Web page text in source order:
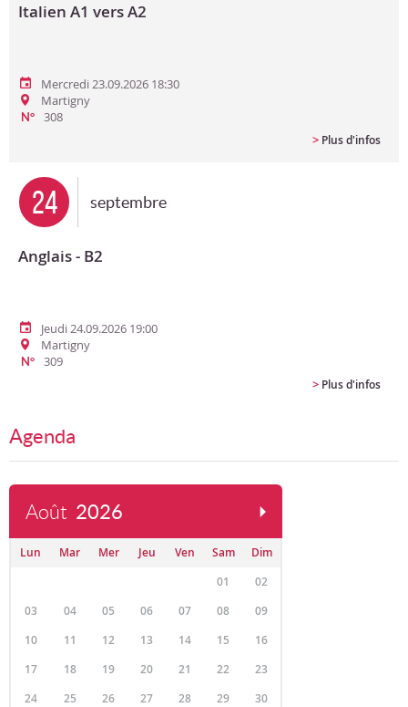
Italien A1 vers A2
Mercredi 23.09.2026 18:30
Martigny
N°
308
> Plus d'infos
24 septembre
Anglais - B2
Jeudi 24.09.2026 19:00
Martigny
N°
309
> Plus d'infos
Agenda
Août 2026
Lun Mar Mer Jeu Ven Sam
Dim
01
02
03
04 05 06 07 08
09
10
11 12 13 14 15
16
17
18 19 20 21 22
23
24
25 26 27 28 29
30